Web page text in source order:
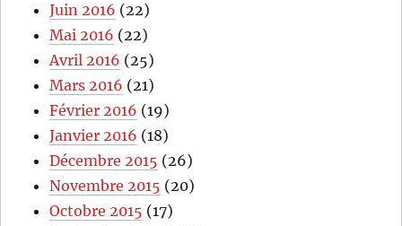
Juin 2016 (22)
Mai 2016 (22)
Avril 2016 (25)
Mars 2016 (21)
Février 2016 (19)
Janvier 2016 (18)
Décembre 2015 (26)
Novembre 2015 (20)
Octobre 2015 (17)